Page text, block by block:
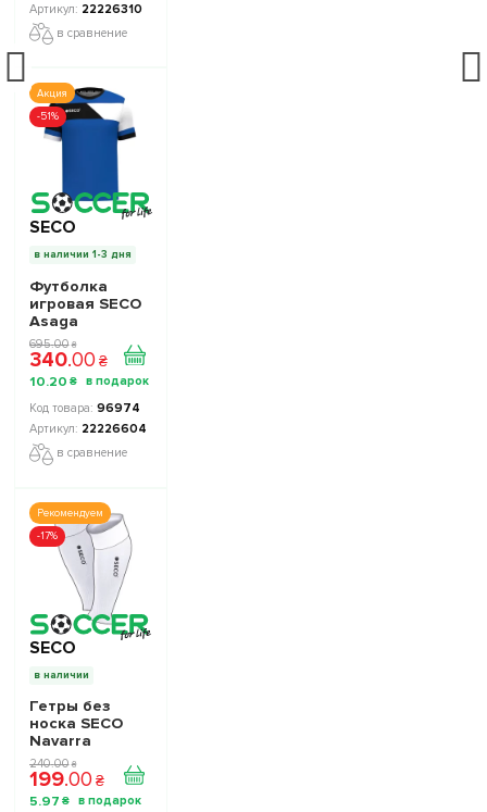
22226310
в сравнение
Акция
-51%
SECO
в наличии 1-3 дня
Футболка
игровая SECO
Asaga
22226604
цвет: синий
695.00 ₴
340.00 ₴
10.20 ₴
96974
22226604
в сравнение
Рекомендуем
-17%
SECO
в наличии
Гетры без
носка SECO
Navarra
23210210 цвет:
белый
240.00 ₴
199.00 ₴
5.97 ₴